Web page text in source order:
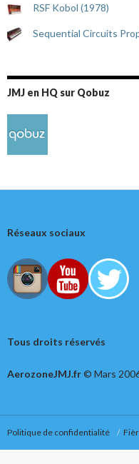
RSF Kobol (1978)
Sequential Circuits
JMJ en HQ sur Qobuz
Réseaux sociaux
Tous droits réservés
AerozoneJMJ.fr© Mars
Politique de confidentialité